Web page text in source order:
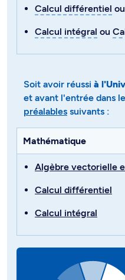
Calcul différentiel ou
Calcul intégral ou
Soit avoir réussi à
et avant l'entrée dans
préalables suivants :
Mathématique
Algèbre vectorielle
Calcul différentiel
Calcul intégral